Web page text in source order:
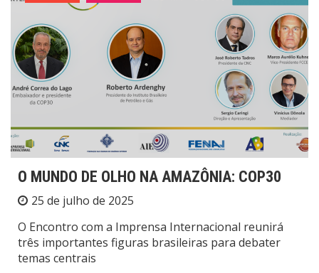
O MUNDO DE OLHO NA AMAZÔNIA: COP30
25 de julho de 2025
O Encontro com a Imprensa Internacional reunirá
três importantes figuras brasileiras para debater
temas centrais